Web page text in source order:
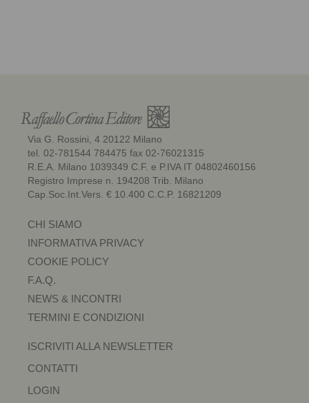
Via G. Rossini, 4 20122 Milano
tel. 02-781544 784475 fax 02-76021315
R.E.A. Milano 1039349 C.F. e P.IVA IT 04802460156
Registro Imprese n. 194208 Trib. Milano
Cap.Soc.Int.Vers. € 10.400 C.C.P. 16821209
CHI SIAMO
INFORMATIVA PRIVACY
COOKIE POLICY
F.A.Q.
NEWS & INCONTRI
TERMINI E CONDIZIONI
ISCRIVITI ALLA NEWSLETTER
CONTATTI
LOGIN